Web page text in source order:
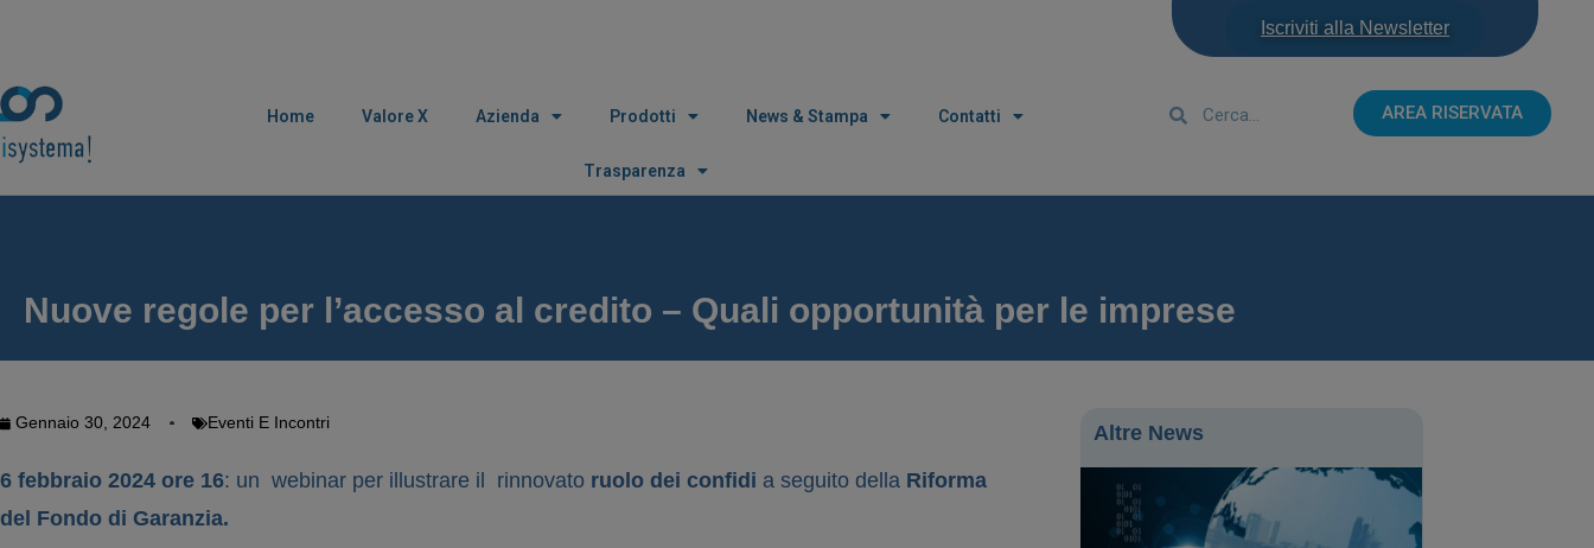
Iscriviti alla Newsletter
Home Valore X Azienda Prodotti News & Stampa Contatti
Trasparenza
AREA RISERVATA
Nuove regole per l’accesso al credito – Quali opportunità per le imprese
Gennaio 30, 2024 Eventi E Incontri
6 febbraio 2024 ore 16: un webinar per illustrare il rinnovato ruolo dei confidi a seguito della Riforma
del Fondo di Garanzia.
Altre News